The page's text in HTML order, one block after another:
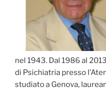
nel 1943. Dal 1986 al
di Psichiatria presso
studiato a Genova,